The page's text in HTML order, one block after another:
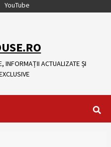
YouTube
INFORMAȚII ACTUALIZATE ȘI